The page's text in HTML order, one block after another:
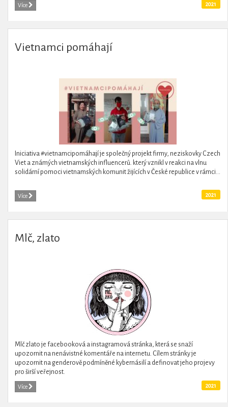
Více 2021
Vietnamci pomáhají
Iniciativa #vietnamcipomáhají je společný projekt firmy, neziskovky Czech
Viet a známých vietnamských influencerů. který vznikl v reakci na vlnu
solidární pomoci vietnamských komunit žijících v České republice v rámci...
Více 2021
Mlč, zlato
Mlč zlato je facebooková a instagramová stránka, která se snaží
upozornit na nenávistné komentáře na internetu. Cílem stránky je
upozornit na genderově podmíněné kybernásilí a definovat jeho projevy
pro širší veřejnost.
Více 2021